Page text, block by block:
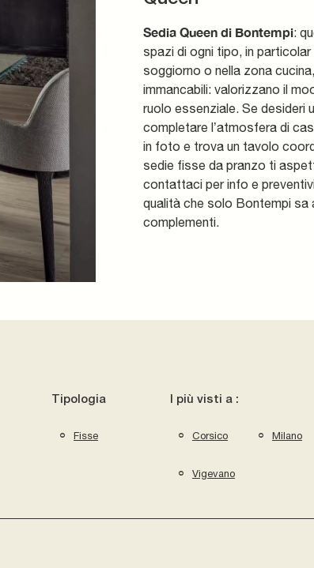
Sedia Queen di Bontempi:
spazi di ogni tipo, in
soggiorno o nella zona
immancabili: valorizzano il
ruolo essenziale. Se desideri
completare l’atmosfera di
in foto e trova un tavolo
sedie fisse da pranzo ti
contattaci per info e
qualità che solo Bontempi sa
complementi.
Tipologia
Fisse
I più visti a :
Corsico Milano
Vigevano